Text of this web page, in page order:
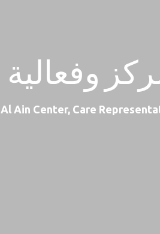
وفعالية
Al Ain Center, Care